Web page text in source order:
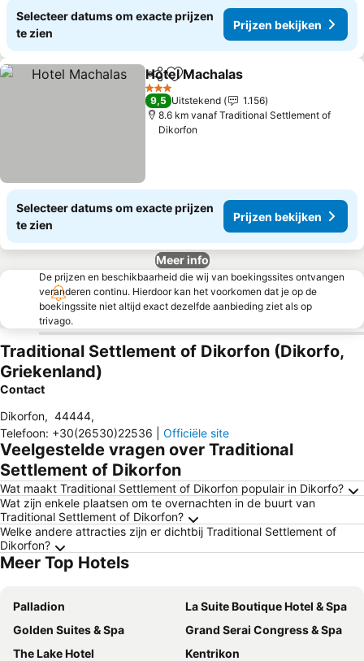
Selecteer datums om exacte prijzen
te zien
Prijzen bekijken
DelenToevoegen aan favorieten
Hotel Machalas
3 Sterren
9,5 Uitstekend
1.156
8.6 km vanaf Traditional Settlement of
Dikorfon
Selecteer datums om exacte prijzen
te zien
Prijzen bekijken
Meer info
De prijzen en beschikbaarheid die wij van boekingssites ontvangen
veranderen continu. Hierdoor kan het voorkomen dat je op de
boekingssite niet altijd exact dezelfde aanbieding ziet als op
trivago.
Traditional Settlement of Dikorfon (Dikorfo,
Griekenland)
Contact
Dikorfon, 44444,
Telefoon: +30(26530)22536 Officiële site
Veelgestelde vragen over Traditional
Settlement of Dikorfon
Wat maakt Traditional Settlement of Dikorfon populair in Dikorfo?
Wat zijn enkele plaatsen om te overnachten in de buurt van
Traditional Settlement of Dikorfon?
Welke andere attracties zijn er dichtbij Traditional Settlement of
Dikorfon?
Meer Top Hotels
Palladion
La Suite Boutique Hotel & Spa
Golden Suites & Spa
Grand Serai Congress & Spa
The Lake Hotel
Kentrikon